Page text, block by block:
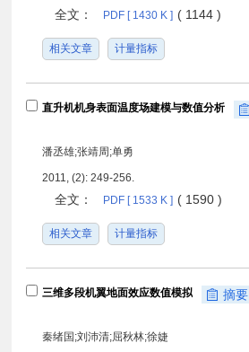
全文： PDF [ 1430 K ] ( 1144 )
相关文章 计量指标
直升机机身表面温度场建模与数值分析
潘丞雄;张靖周;单勇
2011, (2): 249-256.
全文： PDF [ 1533 K ] ( 1590 )
相关文章 计量指标
三维多段机翼地面效应数值模拟 摘要
秦绪国;刘沛清;屈秋林;徐婕